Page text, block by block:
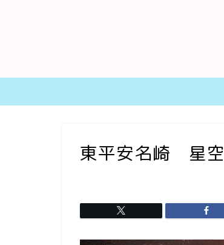
東平安名崎 星空